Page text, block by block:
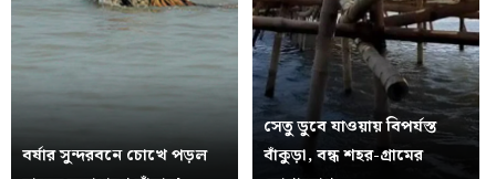
বর্ষার সুন্দরবনে চোখে পড়ল
সেতু ডুবে যাওয়ায় বিপর্যস্ত
বাঁকুড়া, বন্ধ শহর-গ্রামের